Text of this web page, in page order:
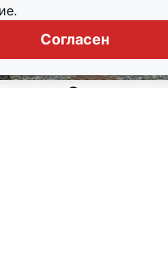
Согласен
Сочи